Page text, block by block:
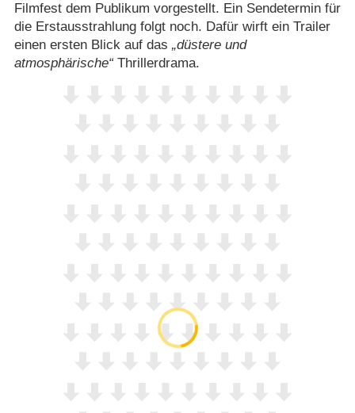
Filmfest dem Publikum vorgestellt. Ein Sendetermin für
die Erstausstrahlung folgt noch. Dafür wirft ein Trailer
einen ersten Blick auf das
düstere und
atmosphärische Thrillerdrama.